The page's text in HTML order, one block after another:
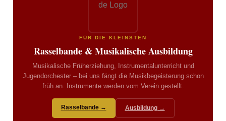
FÜR DIE KLEINSTEN
Rasselbande & Musikalische Ausbildung
Musikalische Früherziehung, Instrumentalunterricht und
Jugendorchester – bei uns fängt die Musikbegeisterung schon
früh an. Instrumente werden vom Verein gestellt.
Rasselbande → Ausbildung →